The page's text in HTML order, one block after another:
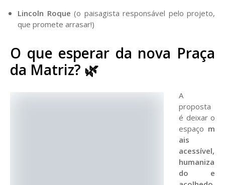
Lincoln Roque (o paisagista responsável pelo projeto,
que promete arrasar!)
O que esperar da nova Praça
da Matriz? 🌿
A
proposta
é deixar o
espaço m
ais
acessível,
humaniza
do e